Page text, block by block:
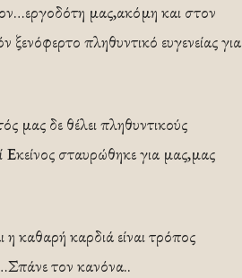
μας,ακόμη και στον
πληθυντικό ευγενείας για
μας δε θέλει πληθυντικούς
Εκείνος σταυρώθηκε για μας,μας
η καθαρή καρδιά είναι τρόπος
τον κανόνα..